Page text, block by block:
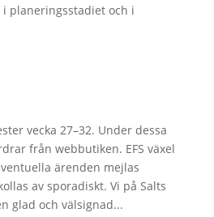
planeringsstadiet och i
vecka 27–32. Under dessa
från webbutiken. EFS växel
ärenden mejlas
av sporadiskt. Vi på Salts
glad och välsignad...